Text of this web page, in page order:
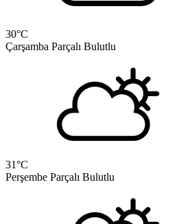
30°C
Çarşamba Parçalı Bulutlu
31°C
Perşembe Parçalı Bulutlu